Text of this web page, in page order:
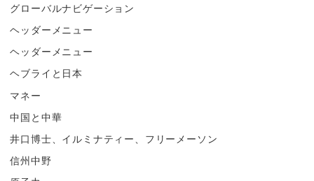
グローバルナビゲーション
ヘッダーメニュー
ヘッダーメニュー
ヘブライと日本
マネー
中国と中華
井口博士、イルミナティー、フリーメーソン
信州中野